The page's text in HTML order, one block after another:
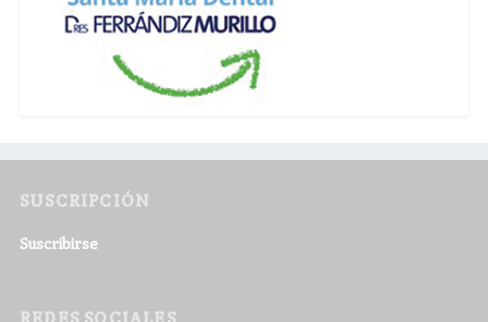
SUSCRIPCIÓN
Suscribirse